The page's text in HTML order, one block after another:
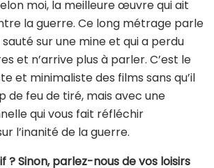
moi, la meilleure œuvre qui ait
la guerre. Ce long métrage parle
sauté sur une mine et qui a perdu
et n’arrive plus à parler. C’est le
et minimaliste des films sans qu’il
de feu de tiré, mais avec une
qui vous fait réfléchir
l’inanité de la guerre.
? Sinon, parlez-nous de vos loisirs